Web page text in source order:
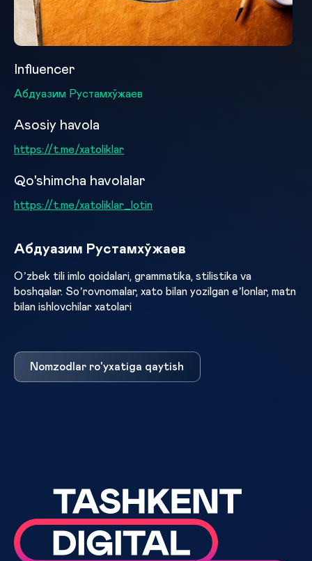
Influencer
Абдуазим Рустамхўжаев
Asosiy havola
https://t.me/xatoliklar
Qo'shimcha havolalar
https://t.me/xatoliklar_lotin
Абдуазим Рустамхўжаев
Oʼzbek tili imlo qoidalari, grammatika, stilistika va
boshqalar. Soʼrovnomalar, xato bilan yozilgan eʼlonlar, matn
bilan ishlovchilar xatolari
Nomzodlar ro'yxatiga qaytish